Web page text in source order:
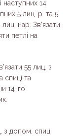
наступних 14
5 лиц. р. та 5
нар. Зв’язати
петлі на
55 лиц. з
спиці та
14-го
з допом. спиці